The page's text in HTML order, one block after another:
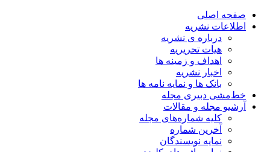
صفحه اصلی
اطلاعات نشریه
درباره ی نشریه
هیات تحریریه
اهداف و زمینه ها
اخبار نشریه
بانک ها و نمایه نامه ها
خط‌مشی دبیری مجله
آرشیو مجله و مقالات
کلیه شماره‌های مجله
آخرین شماره
نمایه نویسندگان